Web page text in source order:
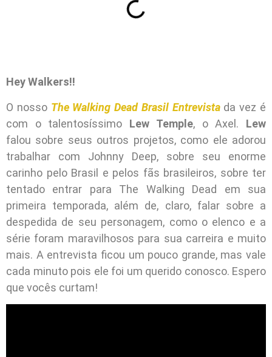
Hey Walkers!!
O nosso The Walking Dead Brasil Entrevistada vez é
com o talentosíssimo Lew Temple, o Axel. Lew
falou sobre seus outros projetos, como ele adorou
trabalhar com Johnny Deep, sobre seu enorme
carinho pelo Brasil e pelos fãs brasileiros, sobre ter
tentado entrar para The Walking Dead em sua
primeira temporada, além de, claro, falar sobre a
despedida de seu personagem, como o elenco e a
série foram maravilhosos para sua carreira e muito
mais. A entrevista ficou um pouco grande, mas vale
cada minuto pois ele foi um querido conosco. Espero
que vocês curtam!